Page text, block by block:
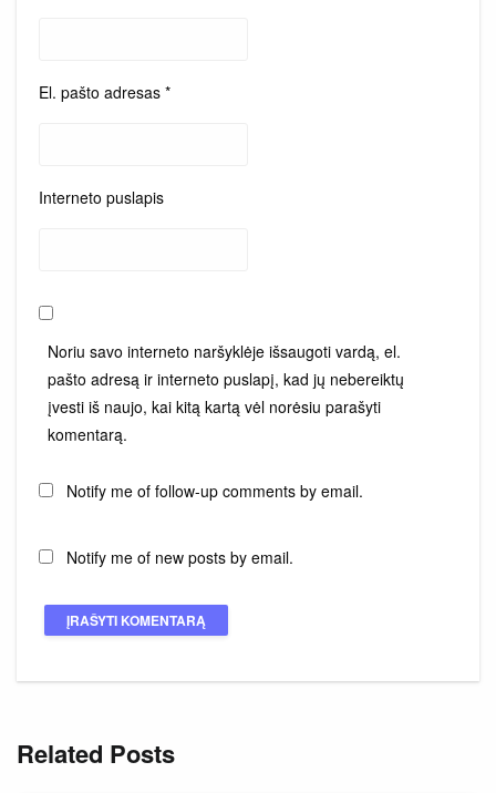
El. pašto adresas *
Interneto puslapis
Noriu savo interneto naršyklėje išsaugoti vardą, el.
pašto adresą ir interneto puslapį, kad jų nebereiktų
įvesti iš naujo, kai kitą kartą vėl norėsiu parašyti
komentarą.
Notify me of follow-up comments by email.
Notify me of new posts by email.
Related Posts